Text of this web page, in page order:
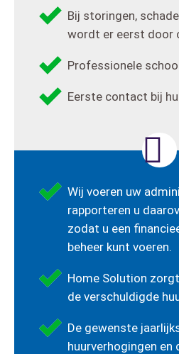
Bij storingen,
wordt er eerst door
Professionele
Eerste contact bij
Wij voeren uw
rapporteren u
zodat u een
beheer kunt voeren.
Home Solution
de verschuldigde
De gewenste
huurverhogingen en